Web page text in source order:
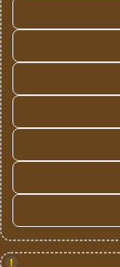
!